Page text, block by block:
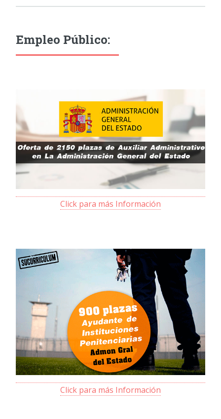
Empleo Público:
Click para más Información
Click para más Información